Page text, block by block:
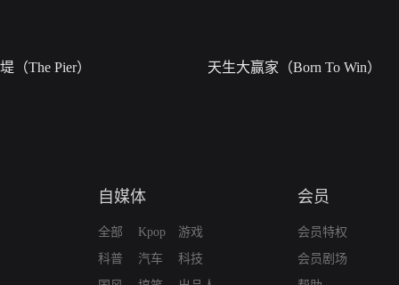
堤（The Pier） 天生大赢家（Born To Win）
自媒体
全部
科普
Kpop
汽车
游戏
科技
会员
会员特权
会员剧场